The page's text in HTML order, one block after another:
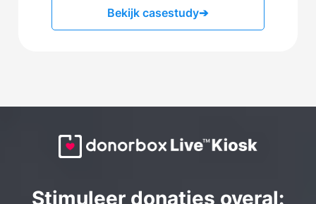
Bekijk casestudy➔
Stimuleer donaties overal: